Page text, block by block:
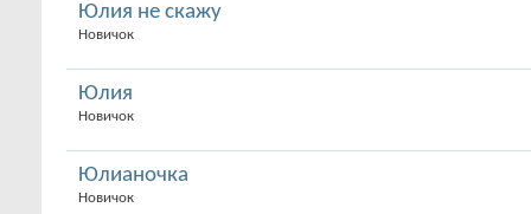
Юлия не скажу
Новичок
Юлия
Новичок
Юлианочка
Новичок